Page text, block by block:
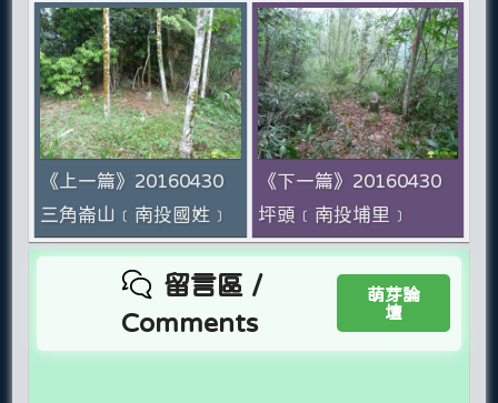
《上一篇》20160430
三角崙山﹝南投國姓﹞
《下一篇》20160430
坪頭﹝南投埔里﹞
留言區 /
Comments
萌芽論
壇